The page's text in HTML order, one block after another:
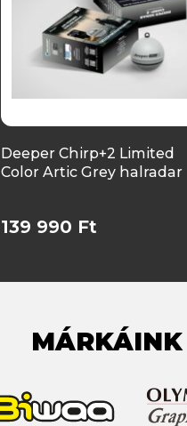
Deeper Chirp+2 Limited
Color Artic Grey halradar
139 990 Ft
MÁRKÁINK